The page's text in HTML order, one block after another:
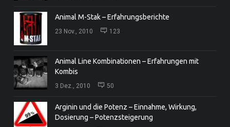
Animal M-Stak – Erfahrungsberichte
23 Nov., 2010 123
Animal Line Kombinationen – Erfahrungen mit
Kombis
3 Dez., 2010 50
Arginin und die Potenz – Einnahme, Wirkung,
Dosierung – Potenzsteigerung